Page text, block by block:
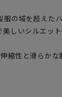
の域を超えた
しいシルエッ
縮性と滑らかな